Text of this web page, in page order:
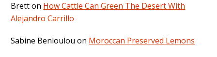
Bretton How Cattle Can Green The Desert With
Alejandro Carrillo
Sabine Benloulou on Moroccan Preserved Lemons